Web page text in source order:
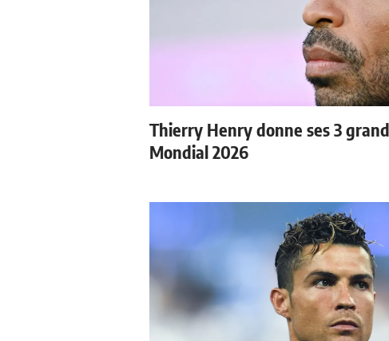
Thierry Henry donne ses 3
Mondial 2026